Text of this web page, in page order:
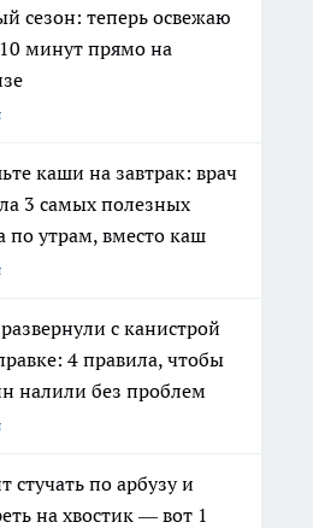
сезон: теперь освежаю
минут прямо на
каши на завтрак: врач
3 самых полезных
по утрам, вместо каш
с канистрой
4 правила, чтобы
налили без проблем
стучать по арбузу и
на хвостик — вот 1